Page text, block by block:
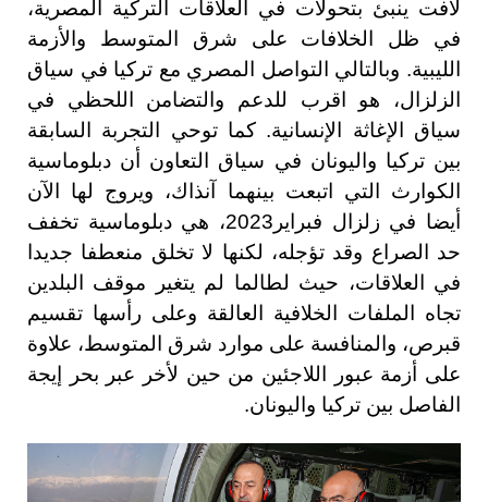
لافت ينبئ بتحولات في العلاقات التركية المصرية،
في ظل الخلافات على شرق المتوسط والأزمة
الليبية. وبالتالي التواصل المصري مع تركيا في سياق
الزلزال، هو اقرب للدعم والتضامن اللحظي في
سياق الإغاثة الإنسانية. كما توحي التجربة السابقة
بين تركيا واليونان في سياق التعاون أن دبلوماسية
الكوارث التي اتبعت بينهما آنذاك، ويروج لها الآن
أيضا في زلزال فبراير2023، هي دبلوماسية تخفف
حد الصراع وقد تؤجله، لكنها لا تخلق منعطفا جديدا
في العلاقات، حيث لطالما لم يتغير موقف البلدين
تجاه الملفات الخلافية العالقة وعلى رأسها تقسيم
قبرص، والمنافسة على موارد شرق المتوسط، علاوة
على أزمة عبور اللاجئين من حين لأخر عبر بحر إيجة
الفاصل بين تركيا واليونان.